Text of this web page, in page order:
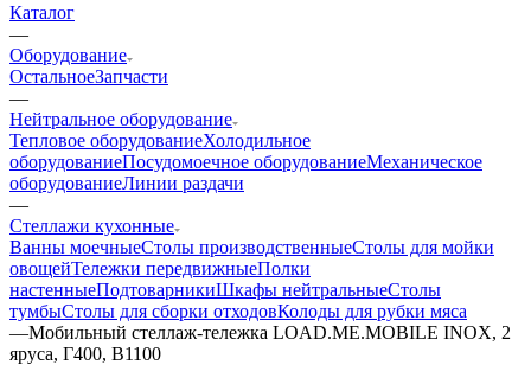
Каталог
—
Оборудование
ОстальноеЗапчасти
—
Нейтральное оборудование
Тепловое оборудованиеХолодильное
оборудованиеПосудомоечное оборудованиеМеханическое
оборудованиеЛинии раздачи
—
Стеллажи кухонные
Ванны моечныеСтолы производственныеСтолы для мойки
овощейТележки передвижныеПолки
настенныеПодтоварникиШкафы нейтральныеСтолы
тумбыСтолы для сборки отходовКолоды для рубки мяса
—Мобильный стеллаж-тележка LOAD.ME.MOBILE INOX, 2
яруса, Г400, В1100